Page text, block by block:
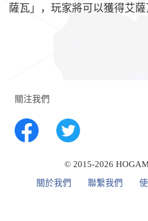
薩瓦」，玩家將可以獲得艾薩
關注我們
© 2015-2026
關於我們
聯繫我們